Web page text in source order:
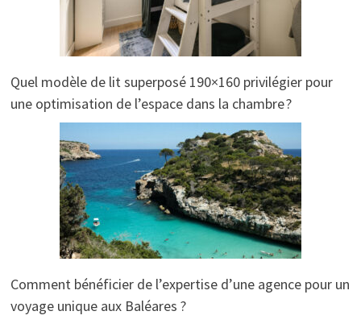
Quel modèle de lit superposé 190×160 privilégier pour
une optimisation de l’espace dans la chambre ?
Comment bénéficier de l’expertise d’une agence pour un
voyage unique aux Baléares ?